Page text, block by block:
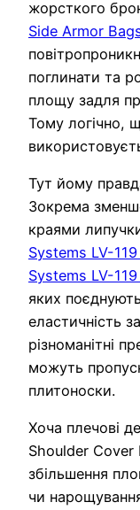
жорсткого
Side Armor
поглинати та
площу задля
Тому логічно,
Тут йому
Зокрема
краями
Systems LV-
Systems LV-
яких
еластичність
різноманітні
можуть
плитоноски.
Хоча плечові
Shoulder Cover
збільшення
чи